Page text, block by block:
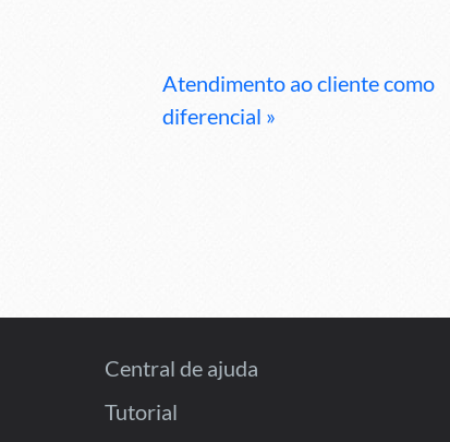
Atendimento ao cliente como
diferencial »
Central de ajuda
Tutorial